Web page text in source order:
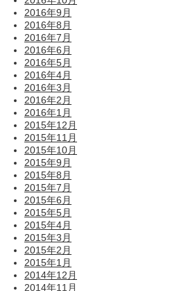
2016年9月
2016年8月
2016年7月
2016年6月
2016年5月
2016年4月
2016年3月
2016年2月
2016年1月
2015年12月
2015年11月
2015年10月
2015年9月
2015年8月
2015年7月
2015年6月
2015年5月
2015年4月
2015年3月
2015年2月
2015年1月
2014年12月
2014年11月